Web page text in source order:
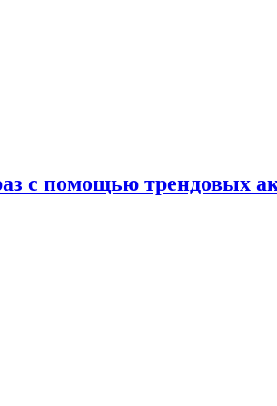
с помощью трендовых